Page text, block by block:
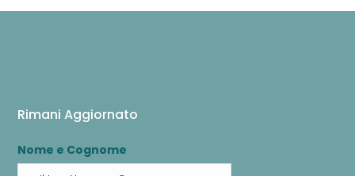
Rimani Aggiornato
Nome e Cognome